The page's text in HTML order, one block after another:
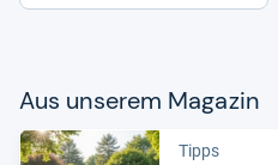
Aus unse­rem Maga­zin
Tipps